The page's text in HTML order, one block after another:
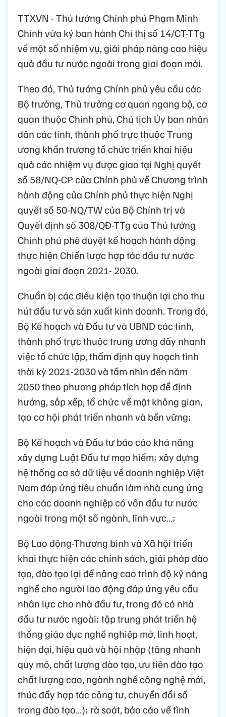
TTXVN - Thủ tướng Chính phủ Phạm Minh
Chính vừa ký ban hành Chỉ thị số 14/CT-TTg
về một số nhiệm vụ, giải pháp nâng cao hiệu
quả đầu tư nước ngoài trong giai đoạn mới.
Theo đó, Thủ tướng Chính phủ yêu cầu các
Bộ trưởng, Thủ trưởng cơ quan ngang bộ, cơ
quan thuộc Chính phủ, Chủ tịch Ủy ban nhân
dân các tỉnh, thành phố trực thuộc Trung
ương khẩn trương tổ chức triển khai hiệu
quả các nhiệm vụ được giao tại Nghị quyết
số 58/NQ-CP của Chính phủ về Chương trình
hành động của Chính phủ thực hiện Nghị
quyết số 50-NQ/TW của Bộ Chính trị và
Quyết định số 308/QĐ-TTg của Thủ tướng
Chính phủ phê duyệt kế hoạch hành động
thực hiện Chiến lược hợp tác đầu tư nước
ngoài giai đoạn 2021- 2030.
Chuẩn bị các điều kiện tạo thuận lợi cho thu
hút đầu tư và sản xuất kinh doanh. Trong đó,
Bộ Kế hoạch và Đầu tư và UBND các tỉnh,
thành phố trực thuộc trung ương đẩy nhanh
việc tổ chức lập, thẩm định quy hoạch tỉnh
thời kỳ 2021-2030 và tầm nhìn đến năm
2050 theo phương pháp tích hợp để định
hướng, sắp xếp, tổ chức về mặt không gian,
tạo cơ hội phát triển nhanh và bền vững;
Bộ Kế hoạch và Đầu tư báo cáo khả năng
xây dựng Luật Đầu tư mạo hiểm; xây dựng
hệ thống cơ sở dữ liệu về doanh nghiệp Việt
Nam đáp ứng tiêu chuẩn làm nhà cung ứng
cho các doanh nghiệp có vốn đầu tư nước
ngoài trong một số ngành, lĩnh vực…;
Bộ Lao động-Thương binh và Xã hội triển
khai thực hiện các chính sách, giải pháp đào
tạo, đào tạo lại để nâng cao trình độ kỹ năng
nghề cho người lao động đáp ứng yêu cầu
nhân lực cho nhà đầu tư, trong đó có nhà
đầu tư nước ngoài; tập trung phát triển hệ
thống giáo dục nghề nghiệp mở, linh hoạt,
hiện đại, hiệu quả và hội nhập (tăng nhanh
quy mô, chất lượng đào tạo, ưu tiên đào tạo
chất lượng cao, ngành nghề công nghệ mới,
thúc đẩy hợp tác công tư, chuyển đổi số
trong đào tạo…); rà soát, báo cáo về tình